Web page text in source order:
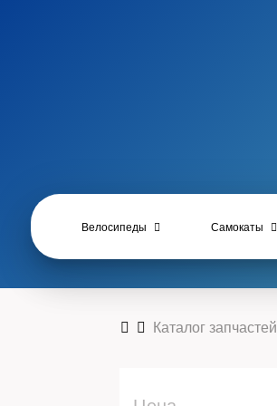
Велосипеды Самокаты
Каталог запчастей